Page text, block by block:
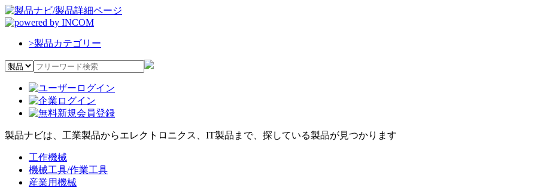
>製品カテゴリー
製品ナビは、工業製品からエレクトロニクス、IT製品まで、探している製品が見つかります
工作機械
機械工具/作業工具
産業用機械